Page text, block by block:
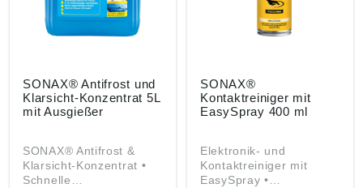
info@sonax.de
SONAX GmbH,
Münchener Str. 75,
86633 Neuburg, DE,
SONAX® Antifrost und
Klarsicht-Konzentrat 5L
mit Ausgießer
SONAX® Antifrost &
Klarsicht-Konzentrat •
Schnelle
SONAX®
Kontaktreiniger mit
EasySpray 400 ml
Elektronik- und
Kontaktreiniger mit
EasySpray •